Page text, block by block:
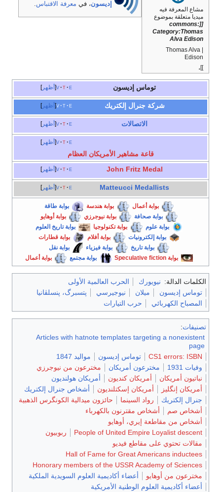
إديسون، في معرفة الاقتباس.
مشاع المعرفة فيه
ميديا متعلقة بموضوع
[[commons:
Category:Thomas
Alva Edison
| Thomas Alva
Edison
]]
.
أظهر v t e توماس إديسون
أظهر v t e شركة جنرال إلكتريك
أظهر v t e الاتصالات
أظهر v t e
قاعة مشاهير الأمريكان العظام
أظهر v t e John Fritz Medal
أظهر v t e Matteucci Medallists
بوابة أعمال بوابة هندسة
بوابة طاقة
بوابة صحافة
بوابة نيوجرزي
بوابة أوهايو
بوابة علوم
بوابة تكنولوجيا
بوابة تاريخ العلوم
بوابة إلكترونيات
بوابة أفلام
بوابة قطارات
بوابة تاريخ
بوابة فيزياء
بوابة نقل
بوابة Speculative fiction
بوابة مجتمع بوابة أعمال
الكلمات الدالة: نيويورك
الحرب العالمية الأولى
توماس إديسون
ميلان نيوجيرسي
پتسبرگ، پنسلڤانيا
المصباح الكهربائي
حرب التيارات
تصنيفات:
Articles with hatnote templates targeting a nonexistent
page
CS1 errors: ISBN
توماس إديسون
مواليد 1847
وفيات 1931
مخترعون أمريكان
مخترعون من نيوجرزي
نباتيون أمريكان
أمريكان كنديون
أمريكان هولنديون
أمريكان إنگليز
أمريكان إسكتلنديون
أشخاص جنرال إلكتريك
جنرال إلكتريك
رواد السينما
حائزون ميدالية الكونگرس الذهبية
أشخاص صم
أشخاص مقترنون بالكهرباء
أشخاص من مقاطعة إيري، أوهايو
People of United Empire Loyalist descent
ربوبيون
مقالات تحتوي على مقاطع فيديو
Hall of Fame for Great Americans inductees
Honorary members of the USSR Academy of Sciences
مخترعون من أوهايو
أعضاء أكاديمية العلوم السويدية الملكية
أعضاء أكاديمية العلوم الوطنية الأمريكية